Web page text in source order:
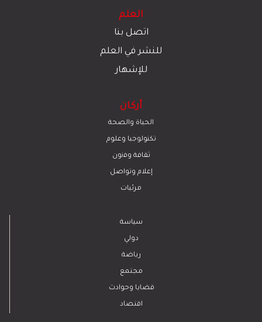
العلم
اتصل بنا
للنشر في العلم
للإشهار
أركان
الحياة والصحة
تكنولوجيا وعلوم
ﺛﻘﺎﻓﺔ وﻓﻧون
إعلام وتواصل
مرئيات
سياسة
دولي
رياضة
مجتمع
قضايا وحوادث
اقتصاد